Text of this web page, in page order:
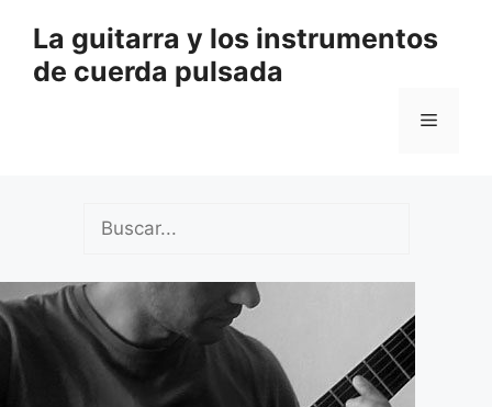
contenido
La guitarra y los instrumentos
de cuerda pulsada
Menú